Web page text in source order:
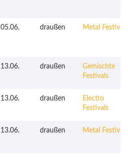
05.06. draußen Metal Festivals
13.06. draußen
Gemischte
Festivals
13.06. draußen
Electro
Festivals
13.06. draußen Metal Festivals